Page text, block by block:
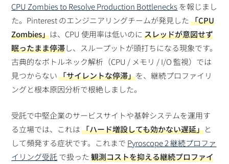
CPU Zombies to Resolve Production Bottlenecks を報じまし
た。Pinterest のエンジニアリングチームが発見した「CPU
Zombies」は、CPU 使用率は低いのにスレッドが意図せず
眠ったまま停滞し、スループットが頭打ちになる現象です。
古典的なボトルネック解析（CPU / メモリ / I/O 監視）では
見つからない「サイレントな停滞」を、継続プロファイリ
ングと根本原因分析で根絶しました。
受託で中堅企業のサービスサイトや基幹システムを運用す
る立場では、これは「ハード増設しても効かない遅延」と
して頻発する症状です。これまで Pyroscope 2 継続プロファ
イリング受託で扱った観測コストを抑える継続プロファイ